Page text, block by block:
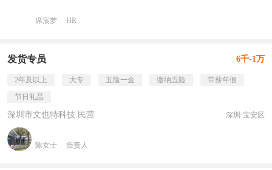
席宸梦 HR
发货专员 6千-1万
2年及以上 大专 五险一金 缴纳五险
带薪年假
节日礼品
深圳市文也特科技 民营 深圳·宝安区
陈女士 负责人